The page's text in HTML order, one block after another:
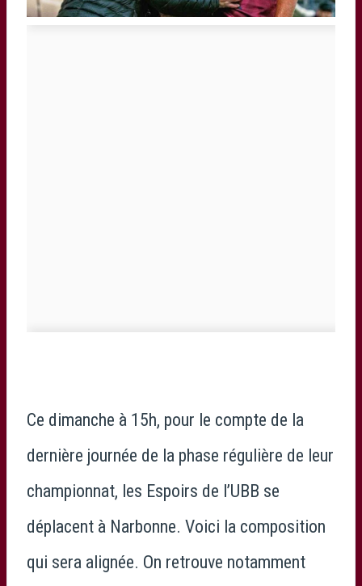
Ce dimanche à 15h, pour le compte de la
dernière journée de la phase régulière de leur
championnat, les Espoirs de l’UBB se
déplacent à Narbonne. Voici la composition
qui sera alignée. On retrouve notamment